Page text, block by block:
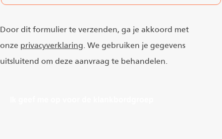
Door dit formulier te verzenden, ga je akkoord met
onze privacyverklaring. We gebruiken je gegevens
uitsluitend om deze aanvraag te behandelen.